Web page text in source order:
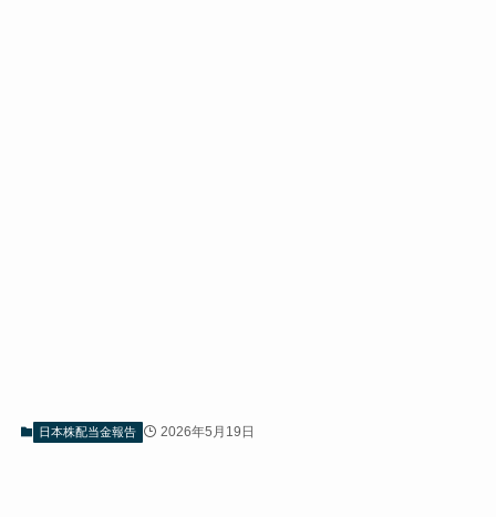
日本株配当金報告 2026年5月19日